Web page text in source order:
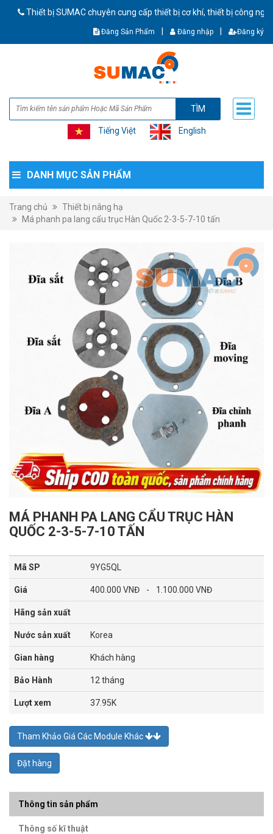
bị SUMAC chuyên cung cấp thiết bị cơ khí, thiết bị công nghiệp
Đăng Sản Phẩm Đăng nhập Đăng ký
TÌM
Tiếng Việt English
DANH MỤC SẢN PHẨM
Trang chủ
Thiết bị nâng hạ
Má phanh pa lang cẩu trục Hàn Quốc 2-3-5-7-10 tấn
MÁ PHANH PA LANG CẨU TRỤC HÀN
QUỐC 2-3-5-7-10 TẤN
Mã SP 9YG5QL
Giá 400.000 VNĐ - 1.100.000 VNĐ
Hãng sản xuất
Nước sản xuất Korea
Gian hàng Khách hàng
Bảo Hành 12 tháng
Lượt xem 37.95K
Tham Khảo Giá Các Module Khác
Đặt hàng
Thông tin sản phẩm
Thông số kĩ thuật